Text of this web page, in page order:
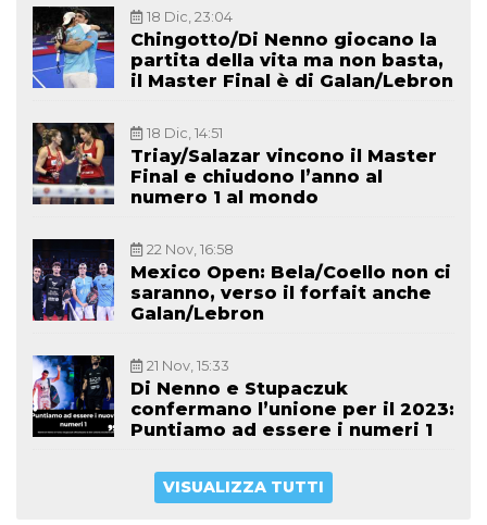
18 Dic, 23:04
Chingotto/Di Nenno giocano la
partita della vita ma non basta,
il Master Final è di Galan/Lebron
18 Dic, 14:51
Triay/Salazar vincono il Master
Final e chiudono l’anno al
numero 1 al mondo
22 Nov, 16:58
Mexico Open: Bela/Coello non ci
saranno, verso il forfait anche
Galan/Lebron
21 Nov, 15:33
Di Nenno e Stupaczuk
confermano l’unione per il 2023:
Puntiamo ad essere i numeri 1
VISUALIZZA TUTTI